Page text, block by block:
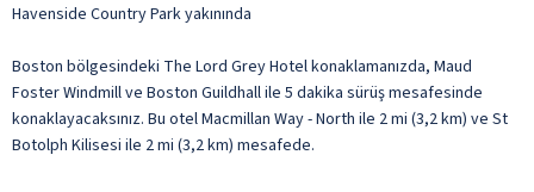
Havenside Country Park yakınında
Boston bölgesindeki The Lord Grey Hotel konaklamanızda, Maud
Foster Windmill ve Boston Guildhall ile 5 dakika sürüş mesafesinde
konaklayacaksınız. Bu otel Macmillan Way - North ile 2 mi (3,2 km) ve St
Botolph Kilisesi ile 2 mi (3,2 km) mesafede.